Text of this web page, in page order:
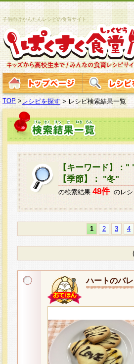
子供向けかんたんレシピの食育サイト
TOP >レシピを探す> レシピ検索結果一覧
【キーワード】："
【季節】： "冬"
の検索結果 48件のレシ
1 2 3 4
ハートのバ